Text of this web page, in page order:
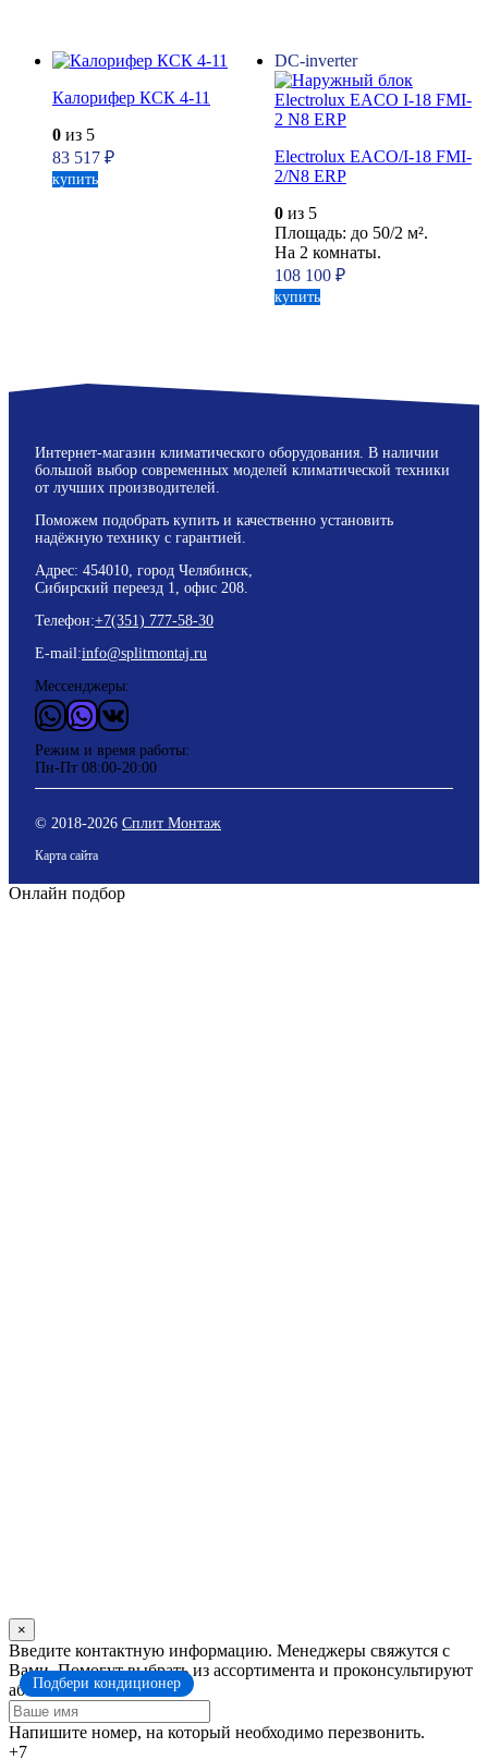
Калорифер КСК 4-11
0 из 5
83 517 ₽
купить
DC-inverter
Electrolux EACO/I-18 FMI-
2/N8 ERP
0из 5
Площадь: до 50/2 м².
На 2 комнаты.
108 100 ₽
купить
Подбери кондиционер
Интернет-магазин климатического оборудования. В наличии
большой выбор современных моделей климатической техники
от лучших производителей.
Поможем подобрать купить и качественно установить
надёжную технику с гарантией.
Адрес: 454010, город Челябинск,
Сибирский переезд 1, офис 208.
Телефон:+7(351) 777-58-30
E-mail:info@splitmontaj.ru
Мессенджеры:
WhatsApp
ViderВКонтакте
Режим и время работы:
Пн-Пт 08:00-20:00
© 2018-2026 Сплит Монтаж
Карта сайта
Онлайн подбор
×
Оставьте
это
поле
пустым
Введите контактную информацию. Менеджеры свяжутся с
Вами. Помогут выбрать из ассортимента и проконсультируют
абсолютно бесплатно.
Напишите номер, на который необходимо перезвонить.
+7